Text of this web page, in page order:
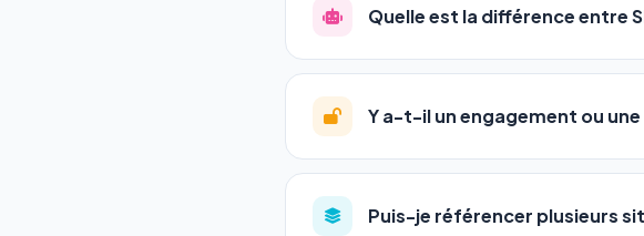
progression
votre tableau de bord.
Quelle est la différence entre
LeSEO(Search Engine Optimization)
GEO(Generative Engine Optimization)
Gemini et Perplexity
vous citent comme
deux simultanément et automatiquement.
Y a-t-il un engagement ou une
Aucun engagement.Tous nos packs
en un clic, ou en nous contactant par
pas de frais cachés. Votre liberté est
Puis-je référencer plusieurs